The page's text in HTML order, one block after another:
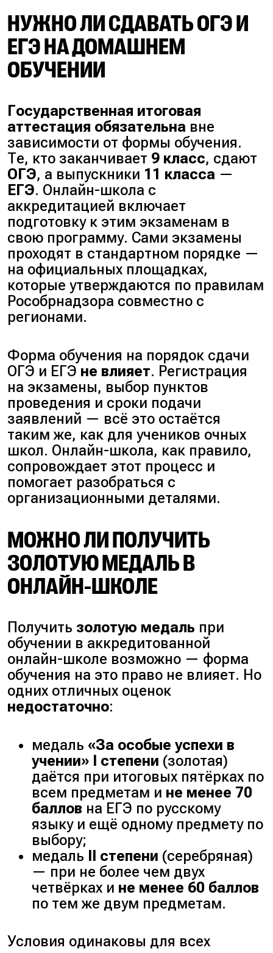
НУЖНО ЛИ СДАВАТЬ ОГЭ И
ЕГЭ НА ДОМАШНЕМ
ОБУЧЕНИИ
Государственная итоговая
аттестация обязательна вне
зависимости от формы обучения.
Те, кто заканчивает 9 класс, сдают
ОГЭ, а выпускники 11 класса —
ЕГЭ. Онлайн-школа с
аккредитацией включает
подготовку к этим экзаменам в
свою программу. Сами экзамены
проходят в стандартном порядке —
на официальных площадках,
которые утверждаются по правилам
Рособрнадзора совместно с
регионами.
Форма обучения на порядок сдачи
ОГЭ и ЕГЭ не влияет. Регистрация
на экзамены, выбор пунктов
проведения и сроки подачи
заявлений — всё это остаётся
таким же, как для учеников очных
школ. Онлайн-школа, как правило,
сопровождает этот процесс и
помогает разобраться с
организационными деталями.
МОЖНО ЛИ ПОЛУЧИТЬ
ЗОЛОТУЮ МЕДАЛЬ В
ОНЛАЙН-ШКОЛЕ
Получить золотую медаль при
обучении в аккредитованной
онлайн-школе возможно — форма
обучения на это право не влияет. Но
одних отличных оценок
недостаточно:
медаль «За особые успехи в
учении» I степени (золотая)
даётся при итоговых пятёрках по
всем предметам и не менее 70
баллов на ЕГЭ по русскому
языку и ещё одному предмету по
выбору;
медаль II степени (серебряная)
— при не более чем двух
четвёрках и не менее 60 баллов
по тем же двум предметам.
Условия одинаковы для всех